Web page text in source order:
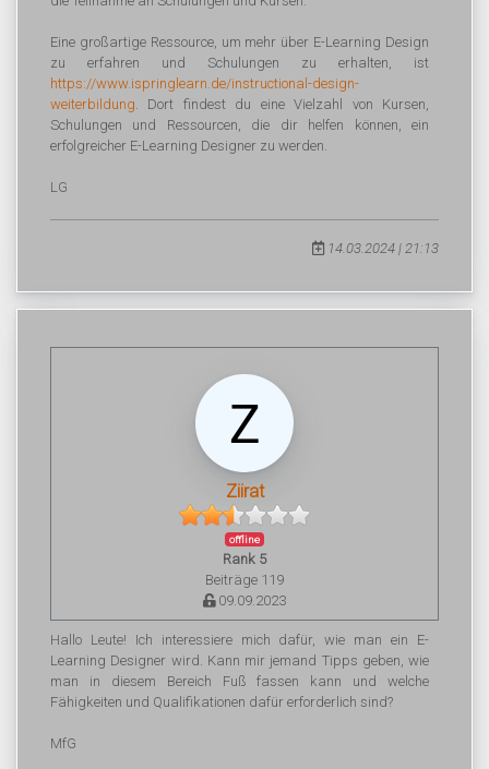
Eine großartige Ressource, um mehr über E-Learning Design
zu erfahren und Schulungen zu erhalten, ist
https://www.ispringlearn.de/instructional-design-
weiterbildung. Dort findest du eine Vielzahl von Kursen,
Schulungen und Ressourcen, die dir helfen können, ein
erfolgreicher E-Learning Designer zu werden.
LG
14.03.2024 | 21:13
Ziirat
offline
Rank 5
Beiträge 119
09.09.2023
Hallo Leute! Ich interessiere mich dafür, wie man ein E-
Learning Designer wird. Kann mir jemand Tipps geben, wie
man in diesem Bereich Fuß fassen kann und welche
Fähigkeiten und Qualifikationen dafür erforderlich sind?
MfG